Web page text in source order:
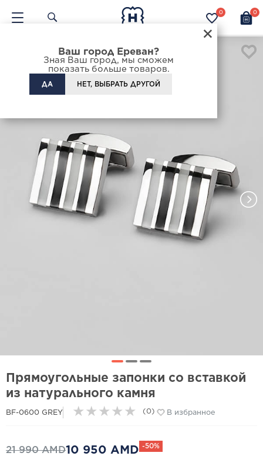
×
Ваш город Ереван?
Зная Ваш город, мы сможем
показать больше товаров.
ДА НЕТ, ВЫБРАТЬ ДРУГОЙ
0 0
Прямоугольные запонки со вставкой
из натурального камня
BF-0600 GREY ★★★★★ (0) В избранное
21 990 AMD10 950 AMD -50%